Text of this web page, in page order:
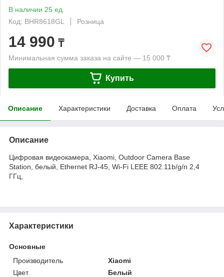
В наличии 25 ед.
Код: BHR8618GL
Розница
14 990 ₸
Минимальная сумма заказа на сайте — 15 000 ₸
Купить
Описание Характеристики Доставка Оплата
Описание
Цифровая видеокамера, Xiaomi, Outdoor Camera Base
Station, белый, Ethernet RJ-45, Wi-Fi LEEE 802.11b/g/n 2,4
ГГц,
Характеристики
Основные
Производитель
Xiaomi
Цвет
Белый